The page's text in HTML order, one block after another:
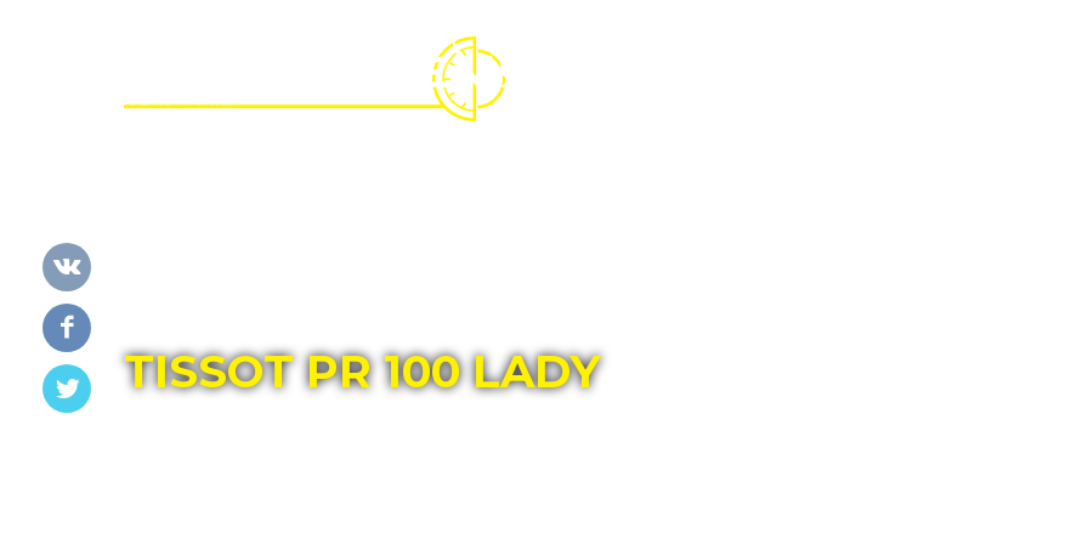
TISSOT PR 100 LADY